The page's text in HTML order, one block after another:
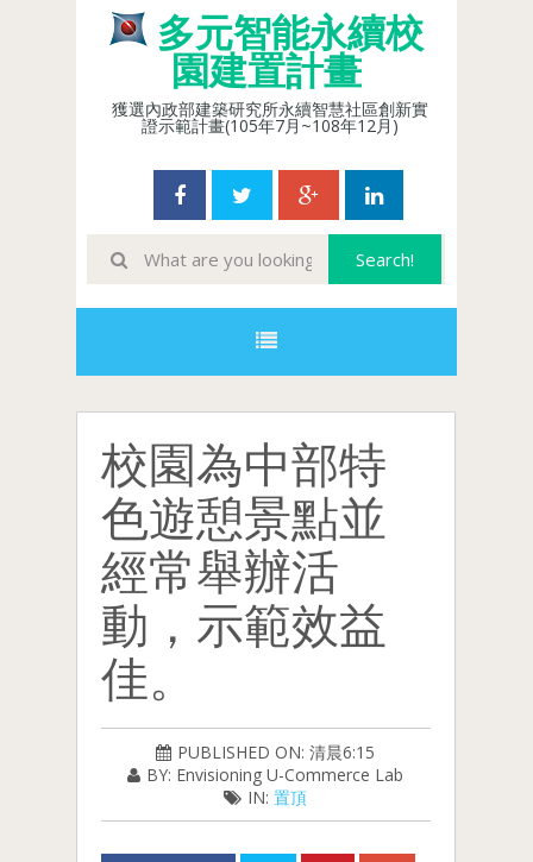
多元智能永續校
園建置計畫
獲選內政部建築研究所永續智慧社區創新實
證示範計畫(105年7月~108年12月)
校園為中部特
色遊憩景點並
經常舉辦活
動，示範效益
佳。
PUBLISHED ON: 清晨6:15
BY: Envisioning U-Commerce Lab
IN:置頂